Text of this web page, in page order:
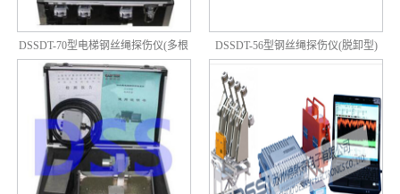
DSSDT-70型电梯钢丝绳探伤仪(多根
同测型)
DSSDT-56型钢丝绳探伤仪(脱卸型)